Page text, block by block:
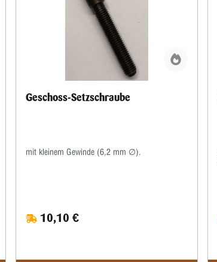
Geschoss-Setzschraube
mit kleinem Gewinde (6,2 mm ∅).
10,10 €